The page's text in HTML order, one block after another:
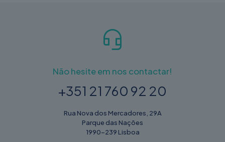
Não hesite em nos contactar!
+351 21 760 92 20
Rua Nova dos Mercadores, 29A
Parque das Nações
1990-239 Lisboa